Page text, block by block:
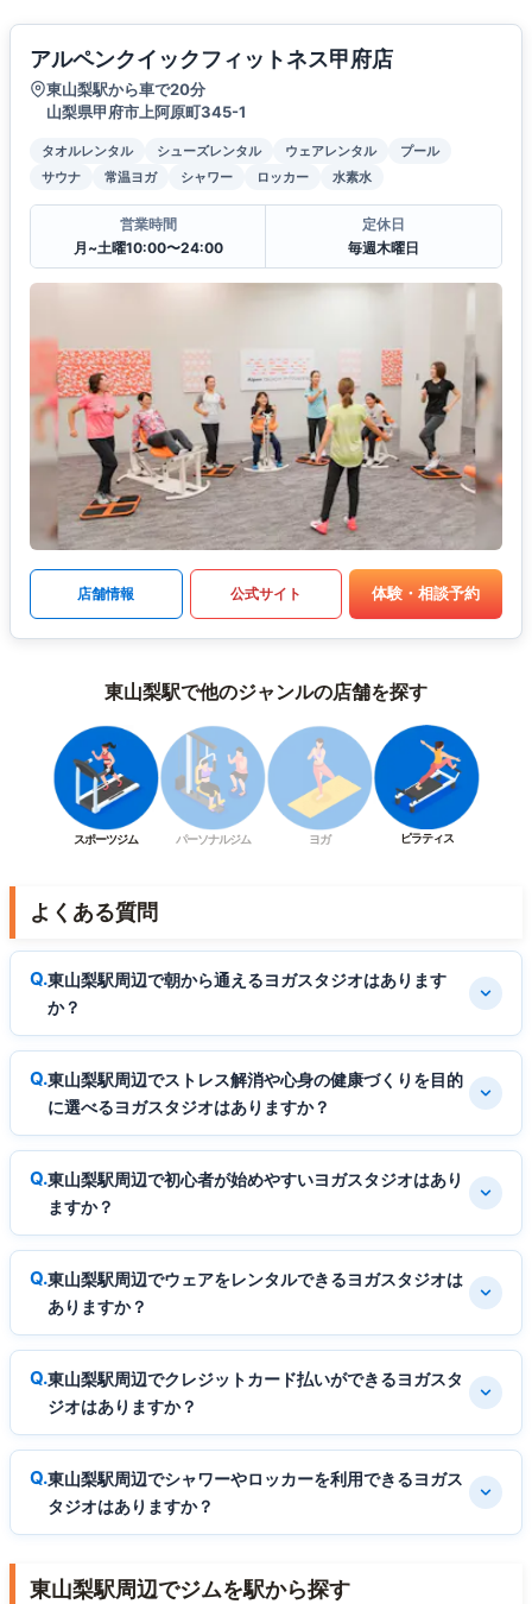
アルペンクイックフィットネス甲府店
東山梨駅から車で20分
山梨県甲府市上阿原町345-1
タオルレンタル シューズレンタル ウェアレンタル
プール
サウナ
常温ヨガ シャワー ロッカー 水素水
営業時間
月~土曜10:00〜24:00
定休日
毎週木曜日
店舗情報 公式サイト 体験・相談予約
東山梨駅で他のジャンルの店舗を探す
スポーツジム パーソナルジム ヨガ ピラティス
よくある質問
東山梨駅周辺で朝から通えるヨガスタジオはあります
か？
東山梨駅周辺でストレス解消や心身の健康づくりを目的
に選べるヨガスタジオはありますか？
東山梨駅周辺で初心者が始めやすいヨガスタジオはあり
ますか？
東山梨駅周辺でウェアをレンタルできるヨガスタジオは
ありますか？
東山梨駅周辺でクレジットカード払いができるヨガスタ
ジオはありますか？
東山梨駅周辺でシャワーやロッカーを利用できるヨガス
タジオはありますか？
東山梨駅周辺でジムを駅から探す